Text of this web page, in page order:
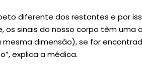
diferente dos restantes e por
os sinais do nosso corpo têm uma
dimensão), se for
explica a médica.